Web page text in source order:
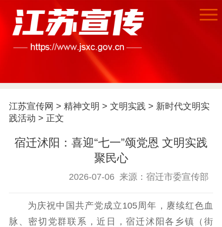
首页
江苏宣传网 > 精神文明 > 文明实践 > 新时代文明实
践活动 > 正文
宿迁沭阳：喜迎“七一”颂党恩 文明实践
聚民心
2026-07-06 来源：宿迁市委宣传部
为庆祝中国共产党成立105周年，赓续红色血
脉、密切党群联系，近日，宿迁沭阳各乡镇（街